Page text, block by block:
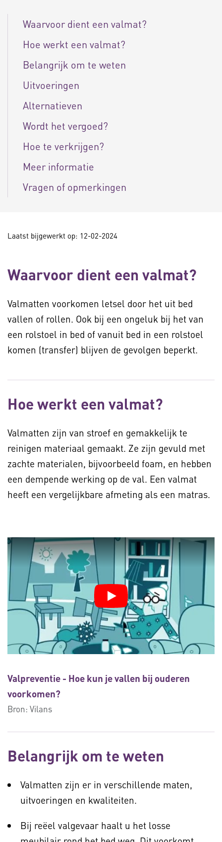
Waarvoor dient een valmat?
Hoe werkt een valmat?
Belangrijk om te weten
Uitvoeringen
Alternatieven
Wordt het vergoed?
Hoe te verkrijgen?
Meer informatie
Vragen of opmerkingen
Laatst bijgewerkt op: 12-02-2024
Waarvoor dient een valmat?
Valmatten voorkomen letsel door het uit bed
vallen of rollen. Ook bij een ongeluk bij het van
een rolstoel in bed of vanuit bed in een rolstoel
komen (transfer) blijven de gevolgen beperkt.
Hoe werkt een valmat?
Valmatten zijn van stroef en gemakkelijk te
reinigen materiaal gemaakt. Ze zijn gevuld met
zachte materialen, bijvoorbeeld foam, en hebben
een dempende werking op de val. Een valmat
heeft een vergelijkbare afmeting als een matras.
Valpreventie - Hoe kun je vallen bij ouderen
voorkomen?
Bron: Vilans
Belangrijk om te weten
Valmatten zijn er in verschillende maten,
uitvoeringen en kwaliteiten.
Bij reëel valgevaar haalt u het losse